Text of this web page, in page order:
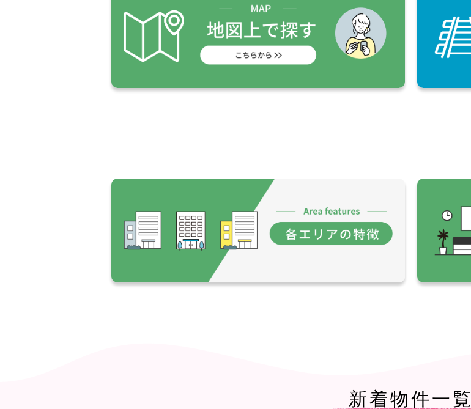
新着物件一覧